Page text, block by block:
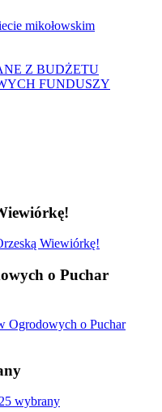
mikołowskim
Z BUDŻETU
FUNDUSZY
Wiewiórkę!
o Puchar
Ogrodowych o Puchar
wybrany